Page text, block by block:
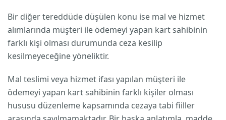
Bir diğer tereddüde düşülen konu ise mal ve hizmet
alımlarında müşteri ile ödemeyi yapan kart sahibinin
farklı kişi olması durumunda ceza kesilip
kesilmeyeceğine yöneliktir.
Mal teslimi veya hizmet ifası yapılan müşteri ile
ödemeyi yapan kart sahibinin farklı kişiler olması
hususu düzenleme kapsamında cezaya tabi fiiller